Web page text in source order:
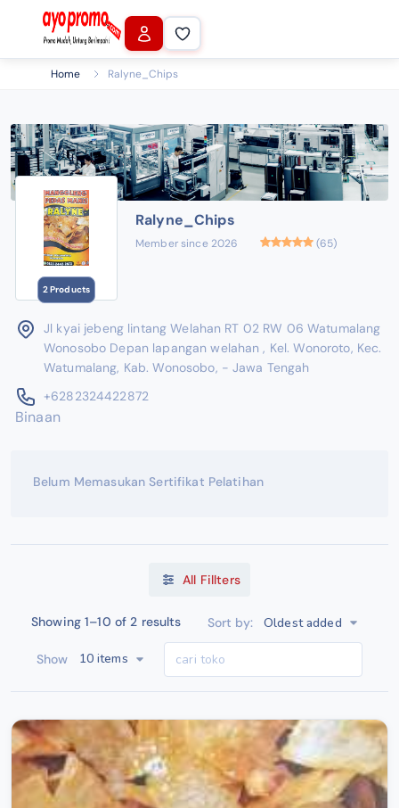
Home Ralyne_Chips
2 Products
Ralyne_Chips
Member since 2026 (65)
Jl kyai jebeng lintang Welahan RT 02 RW 06 Watumalang
Wonosobo Depan lapangan welahan , Kel. Wonoroto, Kec.
Watumalang, Kab. Wonosobo, - Jawa Tengah
+6282324422872
Binaan
Belum Memasukan Sertifikat Pelatihan
All Fillters
Showing 1–10 of 2 results Sort by: Oldest added
Show 10 items